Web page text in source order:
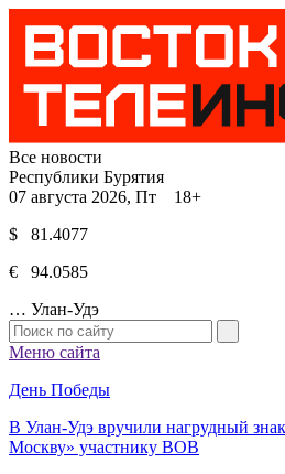
Все новости
Республики Бурятия
07 августа 2026, Пт 18+
$ 81.4077
€ 94.0585
… Улан-Удэ
Меню сайта
День Победы
В Улан-Удэ вручили нагрудный
Москву» участнику ВОВ